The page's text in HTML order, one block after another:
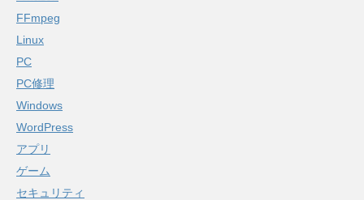
FFmpeg
Linux
PC
PC修理
Windows
WordPress
アプリ
ゲーム
セキュリティ